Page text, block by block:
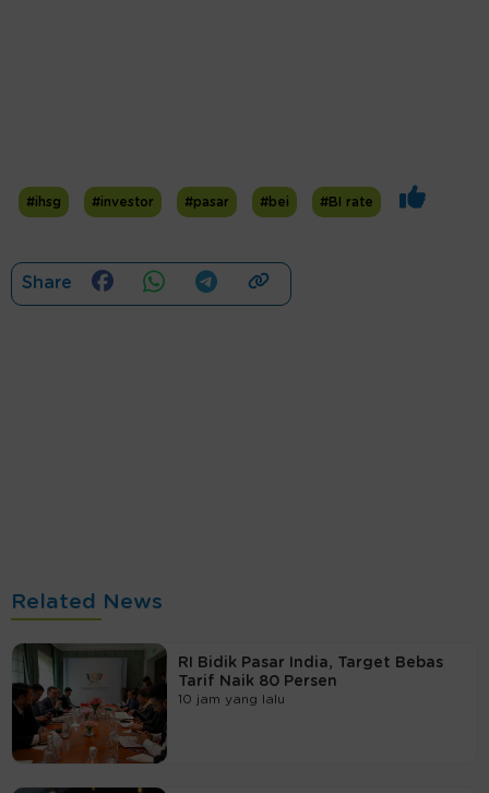
#ihsg #investor #pasar #bei #BI rate
Share
Related News
RI Bidik Pasar India, Target Bebas
Tarif Naik 80 Persen
10 jam yang lalu